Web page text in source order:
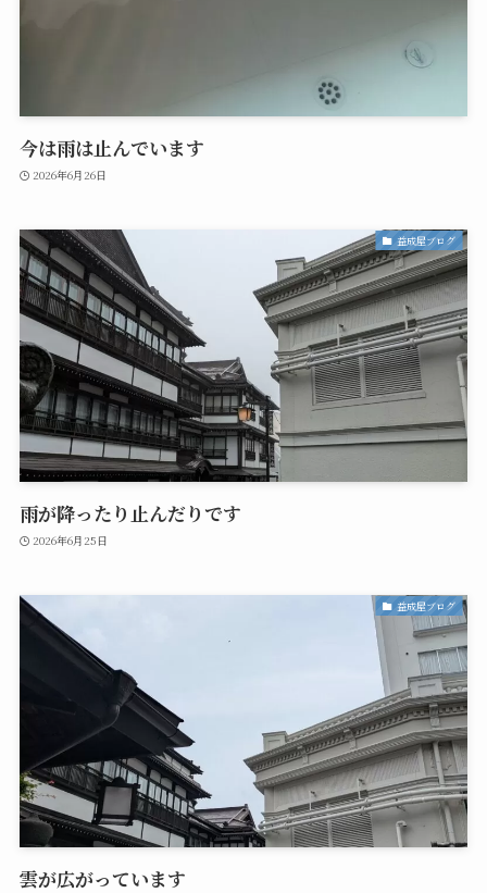
今は雨は止んでいます
2026年6月26日
益成屋ブログ
雨が降ったり止んだりです
2026年6月25日
益成屋ブログ
雲が広がっています